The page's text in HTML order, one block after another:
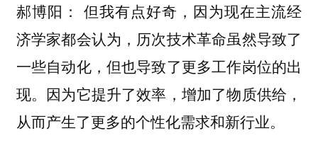
郝博阳： 但我有点好奇，因为现在主流经
济学家都会认为，历次技术革命虽然导致了
一些自动化，但也导致了更多工作岗位的出
现。因为它提升了效率，增加了物质供给，
从而产生了更多的个性化需求和新行业。